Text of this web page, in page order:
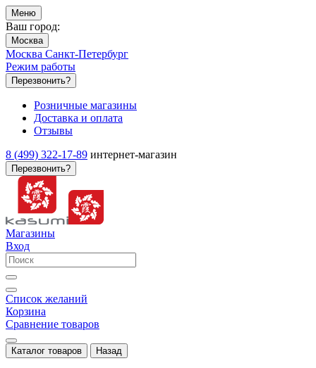
Меню
Ваш город:
Москва
Москва Санкт-Петербург
Режим работы
Перезвонить?
Розничные магазины
Доставка и оплата
Отзывы
8 (499) 322-17-89 интернет-магазин
Перезвонить?
Магазины
Вход
Список желаний
Корзина
Сравнение товаров
Каталог товаров Назад